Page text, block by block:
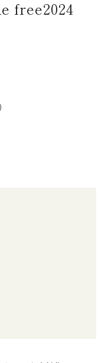
free2024